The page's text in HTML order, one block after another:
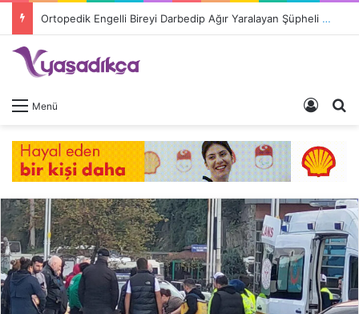
Ortopedik Engelli Bireyi Darbedip Ağır Yaralayan Şüpheli Tutuklandı
Menü Giriş